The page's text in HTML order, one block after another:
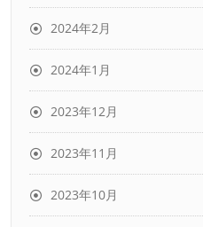
2024年2月
2024年1月
2023年12月
2023年11月
2023年10月